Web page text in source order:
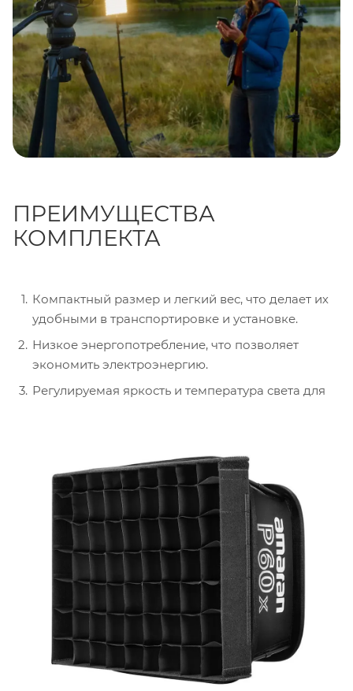
ПРЕИМУЩЕСТВА
КОМПЛЕКТА
Компактный размер и легкий вес, что делает их
удобными в транспортировке и установке.
Низкое энергопотребление, что позволяет
экономить электроэнергию.
Регулируемая яркость и температура света для
Имеют различные способы монтажа, включая
универсальный крепежный кронштейн.
Имеют возможность работы как от сети, так и от
аккумулятора, что делает их удобными для
использования в любых условиях.